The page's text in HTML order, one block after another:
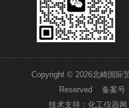
Copyright © 2026北崎国际
Reserved 备案号
技术支持：化工仪器网